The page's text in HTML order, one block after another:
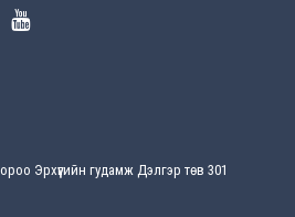
08-5
ажлаа үнэлж, хэрэгжилтээ
Эрхүүгийн гудамж Дэлгэр төв 301